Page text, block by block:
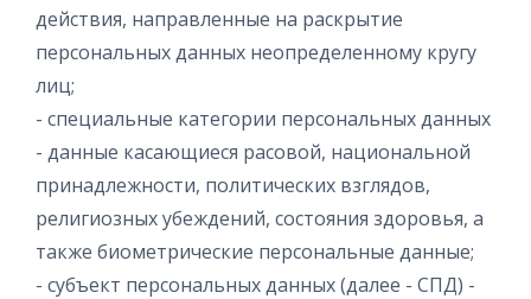
действия, направленные на раскрытие
персональных данных неопределенному кругу
лиц;
- специальные категории персональных данных
- данные касающиеся расовой, национальной
принадлежности, политических взглядов,
религиозных убеждений, состояния здоровья, а
также биометрические персональные данные;
- субъект персональных данных (далее - СПД) -